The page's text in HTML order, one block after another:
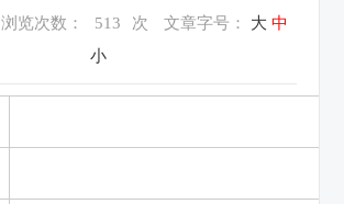
浏览次数： 513 次 文章字号： 大 中
小